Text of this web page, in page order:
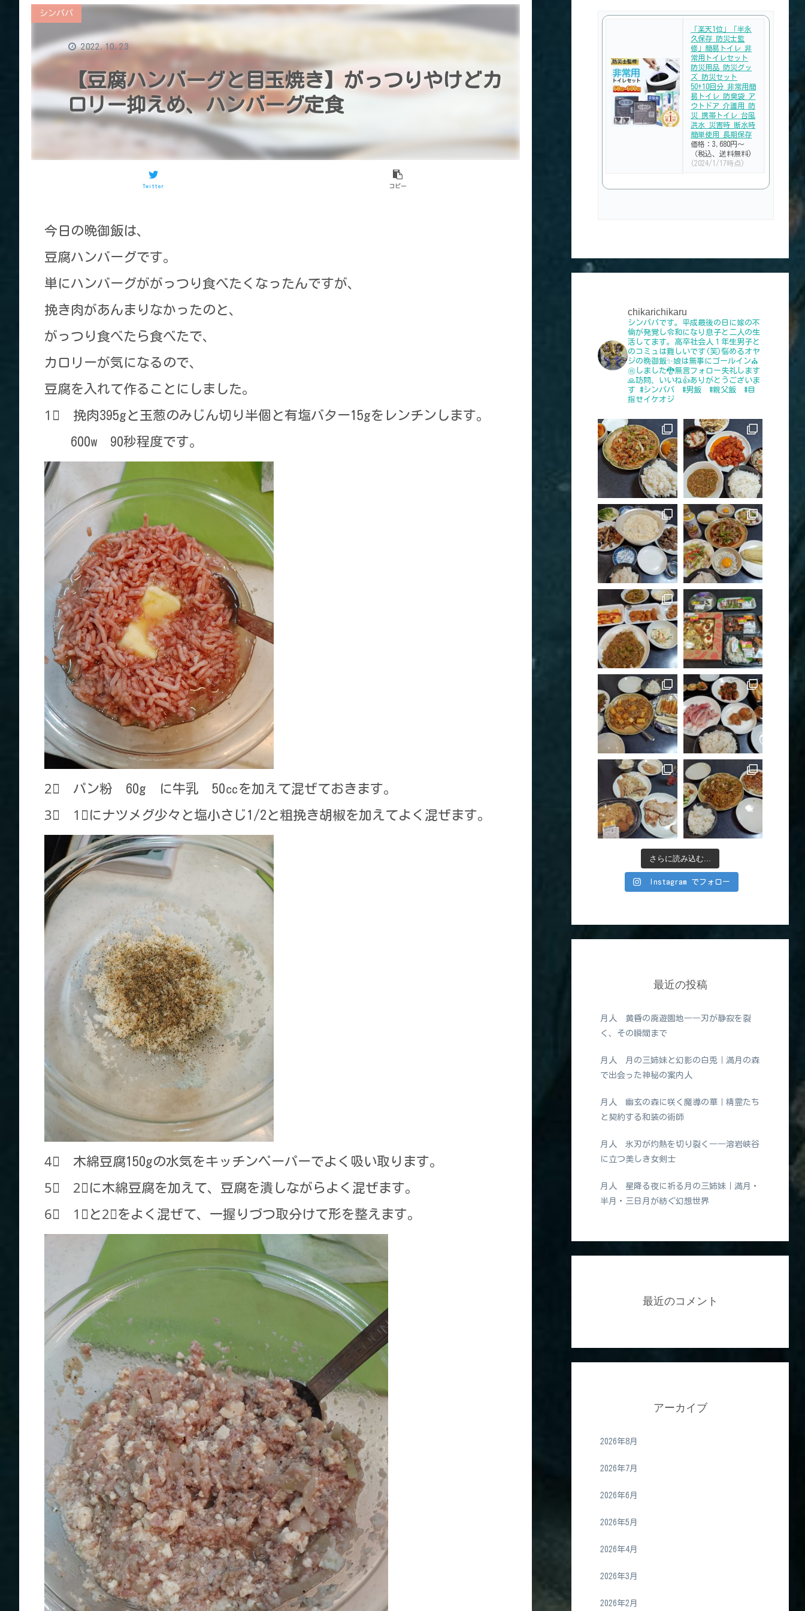
【豆腐ハンバーグと目玉焼き】がっつりやけどカ
ロリー抑えめ、ハンバーグ定食
シンパパ
Twitter コピー
2022.10.23
今日の晩御飯は、
豆腐ハンバーグです。
単にハンバーグががっつり食べたくなったんですが、
挽き肉があんまりなかったのと、
がっつり食べたら食べたで、
カロリーが気になるので、
豆腐を入れて作ることにしました。
1⃣ 挽肉395gと玉葱のみじん切り半個と有塩バター15gをレンチンします。
600w 90秒程度です。
2⃣ パン粉 60g に牛乳 50㏄を加えて混ぜておきます。
3⃣ 1⃣にナツメグ少々と塩小さじ1/2と粗挽き胡椒を加えてよく混ぜます。
4⃣ 木綿豆腐150gの水気をキッチンペーパーでよく吸い取ります。
5⃣ 2⃣に木綿豆腐を加えて、豆腐を潰しながらよく混ぜます。
6⃣ 1⃣と2⃣をよく混ぜて、一握りづつ取分けて形を整えます。
「楽天1位」「半永
久保存 防災士監
修」簡易トイレ 非
常用トイレセット
防災用品 防災グッ
ズ 防災セット
50+10回分 非常用簡
易トイレ 防臭袋 ア
ウトドア 介護用 防
災 携帯トイレ 台風
洪水 災害時 断水時
簡単使用 長期保存
価格：3,680円～
（税込、送料無料)
(2024/1/17時点)
chikarichikaru
シンパパです。平成最後の日に嫁の不
倫が発覚し令和になり息子と二人の生
活してます。高卒社会人１年生男子と
のコミュは難しいです(笑)悩めるオヤ
ジの晩御飯✨娘は無事にゴールイン⛪
㊗️しました🐉無言フォロー失礼します
🙏訪問、いいね👍️ありがとうございま
す #シンパパ #男飯 #親父飯 #目
指せイケオジ
さらに読み込む...
Instagram でフォロー
最近の投稿
月人 黄昏の廃遊園地――刃が静寂を裂
く、その瞬間まで
月人 月の三姉妹と幻影の白兎｜満月の森
で出会った神秘の案内人
月人 幽玄の森に咲く魔導の華｜精霊たち
と契約する和装の術師
月人 氷刃が灼熱を切り裂く――溶岩峡谷
に立つ美しき女剣士
月人 星降る夜に祈る月の三姉妹｜満月・
半月・三日月が紡ぐ幻想世界
最近のコメント
アーカイブ
2026年8月
2026年7月
2026年6月
2026年5月
2026年4月
2026年3月
2026年2月